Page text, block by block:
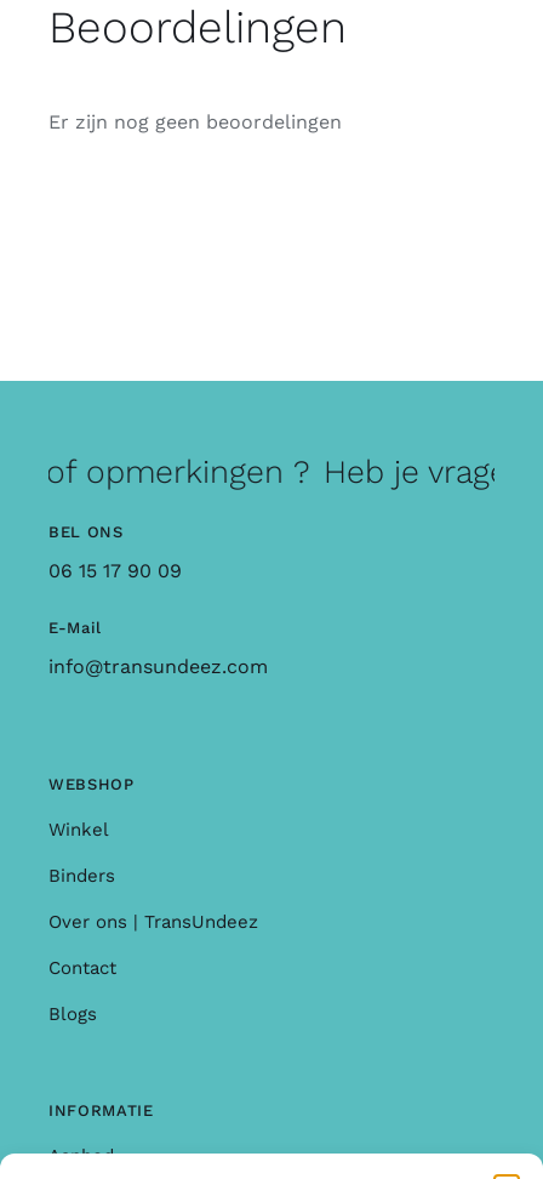
Beoordelingen
Er zijn nog geen beoordelingen
of opmerkingen ? Heb je vragen
BEL ONS
06 15 17 90 09
E-Mail
info@transundeez.com
WEBSHOP
Winkel
Binders
Over ons | TransUndeez
Contact
Blogs
INFORMATIE
Aanbod